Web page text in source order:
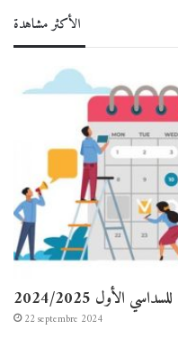
الأكثر مشاهدة
الأول 2024/2025
22 septembre 2024